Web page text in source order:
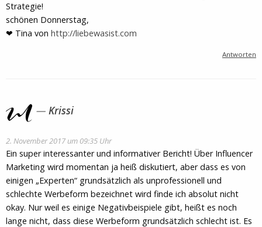
Strategie!
schönen Donnerstag,
❤ Tina von http://liebewasist.com
Antworten
Krissi
2. November 2017 um 09:35 Uhr
Ein super interessanter und informativer Bericht! Über Influencer
Marketing wird momentan ja heiß diskutiert, aber dass es von
einigen „Experten“ grundsätzlich als unprofessionell und
schlechte Werbeform bezeichnet wird finde ich absolut nicht
okay. Nur weil es einige Negativbeispiele gibt, heißt es noch
lange nicht, dass diese Werbeform grundsätzlich schlecht ist. Es